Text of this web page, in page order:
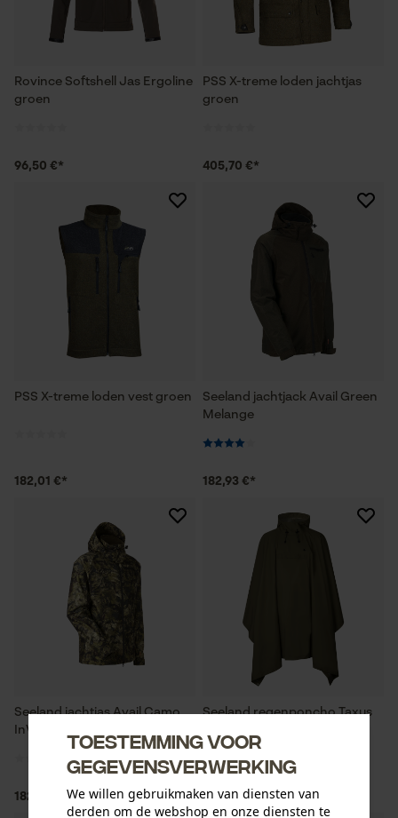
Rovince Softshell Jas Ergoline
groen
96,50 €*
PSS X-treme loden jachtjas
groen
405,70 €*
PSS X-treme loden vest groen
182,01 €*
Seeland jachtjack Avail Green
Melange
182,93 €*
Seeland jachtjas Avail Camo
InVis green mt. 48
182,93 €*
Seeland regenponcho Taxus
91,42 €*
Toestemming voor
gegevensverwerking
We willen gebruikmaken van diensten van
derden om de webshop en onze diensten te